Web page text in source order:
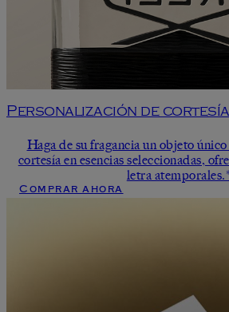
Personalización de cortesía
Haga de su fragancia un objeto
cortesía en esencias seleccionadas,
letra
Comprar ahora